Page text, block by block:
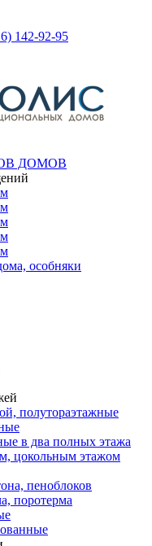
142-92-95
ДОМОВ
особняки
полутораэтажные
в два полных этажа
цокольным этажом
пеноблоков
поротерма